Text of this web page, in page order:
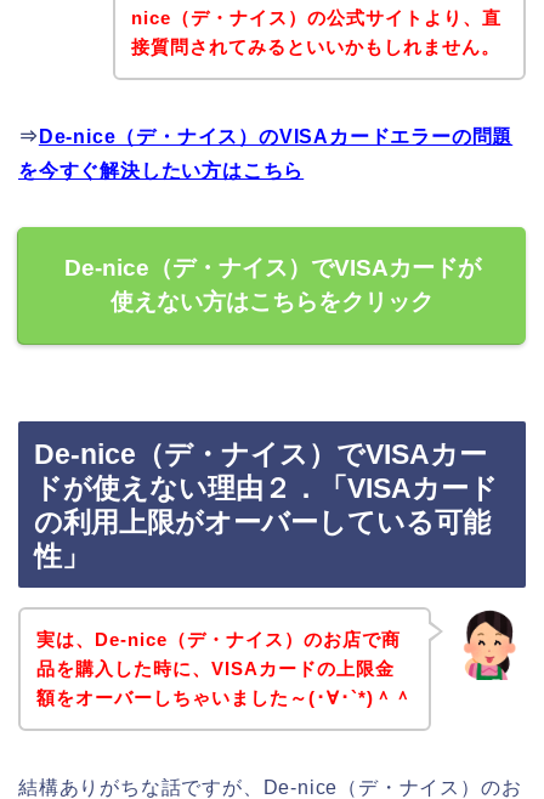
nice（デ・ナイス）の公式サイトより、直
接質問されてみるといいかもしれません。
⇒ De-nice（デ・ナイス）のVISAカードエラーの問題
を今すぐ解決したい方はこちら
De-nice（デ・ナイス）でVISAカードが
使えない方はこちらをクリック
De-nice（デ・ナイス）でVISAカー
ドが使えない理由２．「VISAカード
の利用上限がオーバーしている可能
性」
実は、De-nice（デ・ナイス）のお店で商
品を購入した時に、VISAカードの上限金
額をオーバーしちゃいました～(･∀･`*)＾＾
結構ありがちな話ですが、De-nice（デ・ナイス）のお